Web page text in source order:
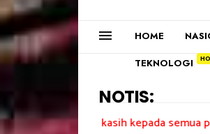
HOME
TEKNOLOGI
NOTIS:
Terima kasih kepada semua pengundi.......